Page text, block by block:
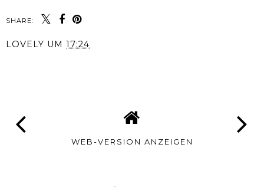
SHARE:
LOVELY UM 17:24
WEB-VERSION ANZEIGEN